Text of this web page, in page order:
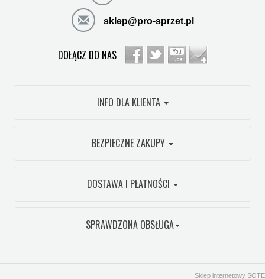
sklep@pro-sprzet.pl
DOŁĄCZ DO NAS
INFO DLA KLIENTA
BEZPIECZNE ZAKUPY
DOSTAWA I PŁATNOŚCI
SPRAWDZONA OBSŁUGA
Sklep internetowy SOTE